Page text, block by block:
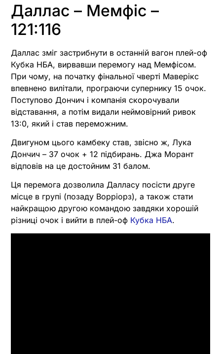
Даллас – Мемфіс –
121:116
Даллас зміг застрибнути в останній вагон плей-оф
Кубка НБА, вирвавши перемогу над Мемфісом.
При чому, на початку фінальної чверті Маверікс
впевнено вилітали, програючи супернику 15 очок.
Поступово Дончич і компанія скорочували
відставання, а потім видали неймовірний ривок
13:0, який і став переможним.
Двигуном цього камбеку став, звісно ж, Лука
Дончич – 37 очок + 12 підбирань. Джа Морант
відповів на це достойним 31 балом.
Ця перемога дозволила Далласу посісти друге
місце в групі (позаду Ворріорз), а також стати
найкращою другою командою завдяки хорошій
різниці очок і вийти в плей-оф Кубка НБА.